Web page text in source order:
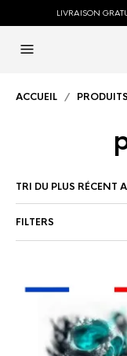
LIVRAISON
ACCUEIL /
FILTERS